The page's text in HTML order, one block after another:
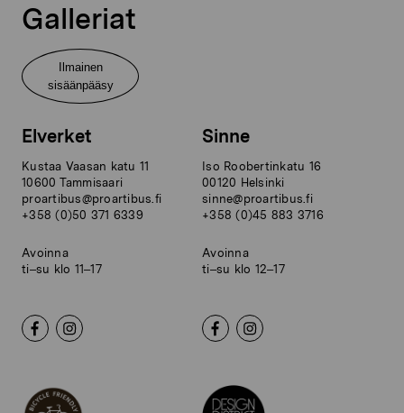
Galleriat
Ilmainen
sisäänpääsy
Elverket
Kustaa Vaasan katu 11
10600 Tammisaari
proartibus@proartibus.fi
+358 (0)50 371 6339
Avoinna
ti–su klo 11–17
Sinne
Iso Roobertinkatu 16
00120 Helsinki
sinne@proartibus.fi
+358 (0)45 883 3716
Avoinna
ti–su klo 12–17